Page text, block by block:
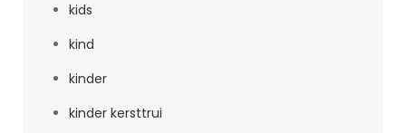
kids
kind
kinder
kinder kersttrui